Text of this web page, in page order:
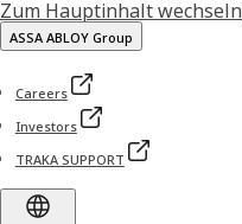
Zum Hauptinhalt wechseln
ASSA ABLOY Group
Careers
Investors
TRAKA SUPPORT